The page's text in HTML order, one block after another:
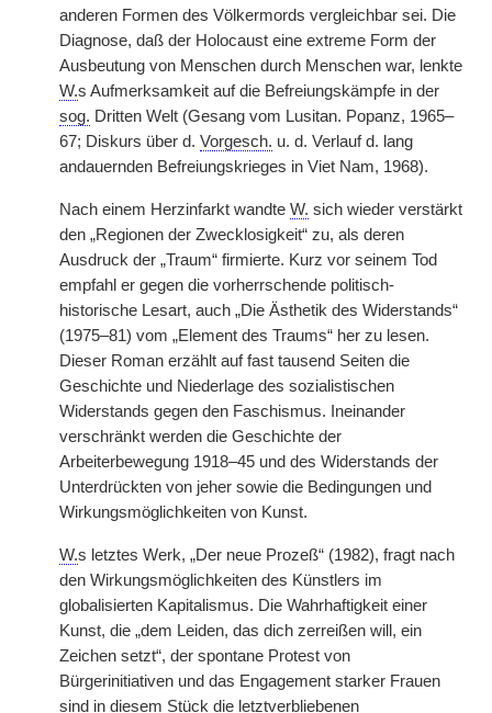
anderen Formen des Völkermords vergleichbar sei. Die
Diagnose, daß der Holocaust eine extreme Form der
Ausbeutung von Menschen durch Menschen war, lenkte
W.s Aufmerksamkeit auf die Befreiungskämpfe in der
sog. Dritten Welt (Gesang vom Lusitan. Popanz, 1965–
67; Diskurs über d. Vorgesch. u. d. Verlauf d. lang
andauernden Befreiungskrieges in Viet Nam, 1968).
Nach einem Herzinfarkt wandte W. sich wieder verstärkt
den „Regionen der Zwecklosigkeit“ zu, als deren
Ausdruck der „Traum“ firmierte. Kurz vor seinem Tod
empfahl er gegen die vorherrschende politisch-
historische Lesart, auch „Die Ästhetik des Widerstands“
(1975–81) vom „Element des Traums“ her zu lesen.
Dieser Roman erzählt auf fast tausend Seiten die
Geschichte und Niederlage des sozialistischen
Widerstands gegen den Faschismus. Ineinander
verschränkt werden die Geschichte der
Arbeiterbewegung 1918–45 und des Widerstands der
Unterdrückten von jeher sowie die Bedingungen und
Wirkungsmöglichkeiten von Kunst.
W.s letztes Werk, „Der neue Prozeß“ (1982), fragt nach
den Wirkungsmöglichkeiten des Künstlers im
globalisierten Kapitalismus. Die Wahrhaftigkeit einer
Kunst, die „dem Leiden, das dich zerreißen will, ein
Zeichen setzt“, der spontane Protest von
Bürgerinitiativen und das Engagement starker Frauen
sind in diesem Stück die letztverbliebenen